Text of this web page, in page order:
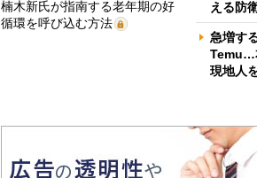
楠木新氏が指南する老年期の好
循環を呼び込む方法
える防
急増す
Temu…
現地人